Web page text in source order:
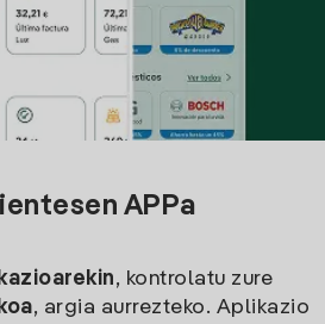
APPa
, kontrolatu zure
, argia aurrezteko. Aplikazio